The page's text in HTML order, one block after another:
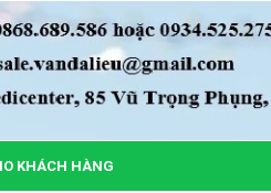
KHÁCH HÀNG